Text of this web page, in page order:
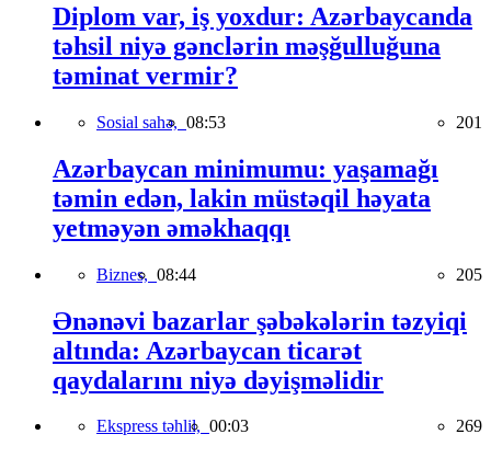
Diplom var, iş yoxdur: Azərbaycanda
təhsil niyə gənclərin məşğulluğuna
təminat vermir?
Sosial sahə, 08:53 201
Azərbaycan minimumu: yaşamağı
təmin edən, lakin müstəqil həyata
yetməyən əməkhaqqı
Biznes, 08:44 205
Ənənəvi bazarlar şəbəkələrin təzyiqi
altında: Azərbaycan ticarət
qaydalarını niyə dəyişməlidir
Ekspress təhlil, 00:03 269